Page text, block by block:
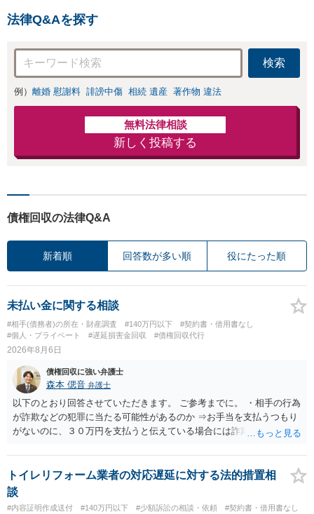
法律Q&Aを探す
検索
例） 離婚 慰謝料 誹謗中傷 相続 遺産 著作物 違法
無料法律相談
新しく投稿する
債権回収の法律Q&A
新着順 回答数が多い順 役にたった順
未払い金に関する相談
#相手(債務者)の所在・財産調査 #140万円以下
#契約書・借用書なし
#個人・プライベート
#遅延損害金回収 #債権回収代行
2026年8月6日
債権回収に強い弁護士
森本 偲音 弁護士
以下のとおり回答させていただきます。 ご参考までに。 ・相手の行為
が詐欺などの犯罪に当たる可能性があるのか ⇒お手当を支払うつもり
がないのに、３０万円を支払うと伝えている場合には詐欺罪に該当す
段が取れるのか ⇒契約に基づく履行請求として３０万円を請求するこ
とが考えられますが、 パパ活の契約は、売春防止法に抵触する契約
であるため、公序良俗に反する契約として 民法上無効（民法９０
条）となるため、相手方に請求できない可能性が高いです。 ・相手の
トイレリフォーム業者の対応遅延に対する法的措置相
談
#内容証明作成送付 #140万円以下 #少額訴訟の相談・依頼 #契約書・借用書なし